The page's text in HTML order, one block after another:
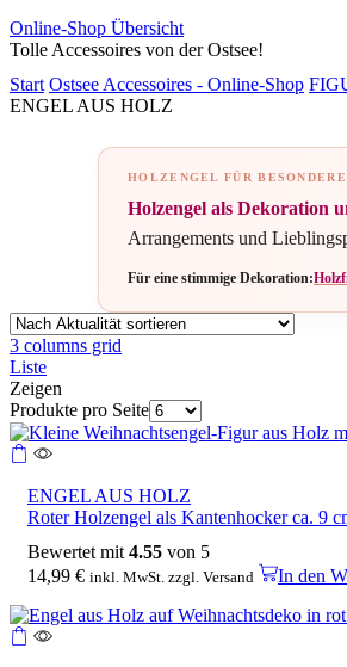
Online-Shop Übersicht
Tolle Accessoires von der Ostsee!
Start Ostsee Accessoires - Online-Shop
ENGEL AUS HOLZ
HOLZENGEL FÜR
Holzengel als Dekoration
Arrangements und
Für eine stimmige Dekoration:
3 columns grid
Liste
Zeigen
Produkte pro Seite
ENGEL AUS HOLZ
Roter Holzengel als Kantenhocker ca. 9
Bewertet mit4.55 von 5
14,99 € inkl. MwSt. zzgl. Versand In den